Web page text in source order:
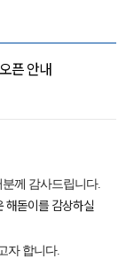
픈 안내
께 감사드립니다.
해돋이를 감상하실
자 합니다.